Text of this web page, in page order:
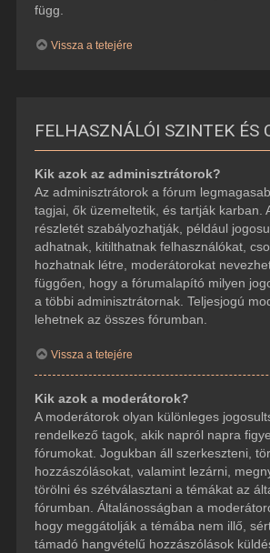
függ.
Vissza a tetejére
FELHASZNÁLÓI SZINTEK ÉS
Kik azok az adminisztrátorok?
Az adminisztrátorok a fórum
tagjai, ők üzemeltetik, és tartják karban.
részletét szabályozhatják, például
adhatnak, kitilthatnak felhasználókat,
hozhatnak létre, moderátorokat
függően, hogy a fórumalapító milyen
a többi adminisztrátornak. Teljesjogú
lehetnek az összes fórumban.
Vissza a tetejére
Kik azok a moderátorok?
A moderátorok olyan különleges
rendelkező tagok, akik napról napra
fórumokat. Jogukban áll szerkeszteni,
hozzászólásokat, valamint lezárni,
törölni és szétválasztani a témákat az
fórumban. Általánosságban a
hogy meggátolják a témába nem illő,
támadó hangvételű hozzászólások